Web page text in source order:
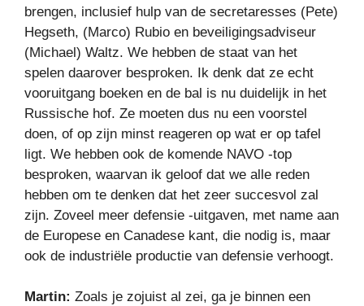
brengen, inclusief hulp van de secretaresses (Pete)
Hegseth, (Marco) Rubio en beveiligingsadviseur
(Michael) Waltz. We hebben de staat van het
spelen daarover besproken. Ik denk dat ze echt
vooruitgang boeken en de bal is nu duidelijk in het
Russische hof. Ze moeten dus nu een voorstel
doen, of op zijn minst reageren op wat er op tafel
ligt. We hebben ook de komende NAVO -top
besproken, waarvan ik geloof dat we alle reden
hebben om te denken dat het zeer succesvol zal
zijn. Zoveel meer defensie -uitgaven, met name aan
de Europese en Canadese kant, die nodig is, maar
ook de industriële productie van defensie verhoogt.
Martin: Zoals je zojuist al zei, ga je binnen een